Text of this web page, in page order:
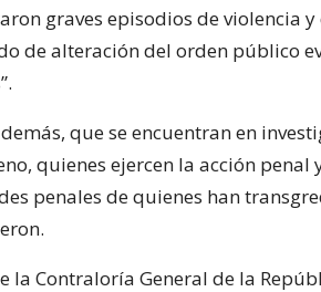
graves episodios de violencia
de alteración del orden público
que se encuentran en
quienes ejercen la acción penal
penales de quienes han
la Contraloría General de la